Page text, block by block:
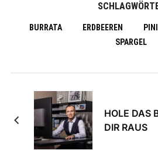
BURRATA ERDBEEREN
SPARGEL
HOLE DAS
DIR RAUS